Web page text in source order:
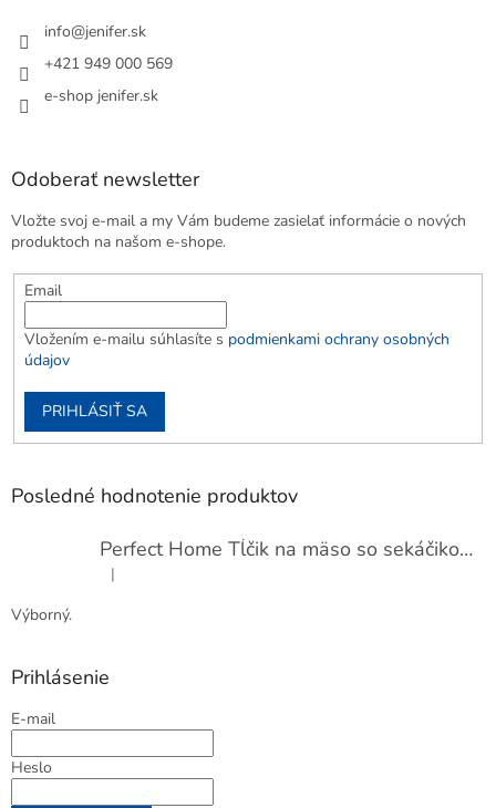
info@jenifer.sk
+421 949 000 569
e-shop jenifer.sk
Odoberať newsletter
Vložte svoj e-mail a my Vám budeme zasielať informácie o nových
produktoch na našom e-shope.
Email
Vložením e-mailu súhlasíte s podmienkami ochrany osobných
údajov
PRIHLÁSIŤ SA
Posledné hodnotenie produktov
Perfect Home Tĺčik na mäso so sekáčikom, 56893
Hodnotenie produktu je 5 z 5 hviezdičiek.
|
Výborný.
Prihlásenie
E-mail
Heslo